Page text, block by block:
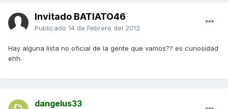
Invitado BATIATO46
Publicado 14 de Febrero del 2012
Hay alguna lista no oficial de la gente que vamos?? es curiosidad
ehh.
dangelus33